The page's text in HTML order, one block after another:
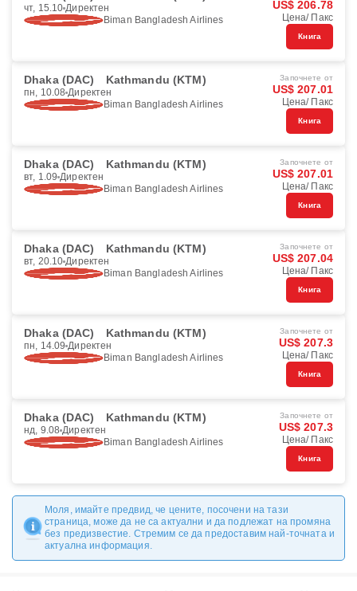
чт, 15.10 Директен
Biman Bangladesh Airlines
US$ 206.78
Цена/ Пакс
Книга
Dhaka (DAC) Kathmandu (KTM)
пн, 10.08 Директен
Biman Bangladesh Airlines
Започнете от
US$ 207.01
Цена/ Пакс
Книга
Dhaka (DAC) Kathmandu (KTM)
вт, 1.09 Директен
Biman Bangladesh Airlines
Започнете от
US$ 207.01
Цена/ Пакс
Книга
Dhaka (DAC) Kathmandu (KTM)
вт, 20.10 Директен
Biman Bangladesh Airlines
Започнете от
US$ 207.04
Цена/ Пакс
Книга
Dhaka (DAC) Kathmandu (KTM)
пн, 14.09 Директен
Biman Bangladesh Airlines
Започнете от
US$ 207.3
Цена/ Пакс
Книга
Dhaka (DAC) Kathmandu (KTM)
нд, 9.08 Директен
Biman Bangladesh Airlines
Започнете от
US$ 207.3
Цена/ Пакс
Книга
Моля, имайте предвид, че цените, посочени на тази
страница, може да не са актуални и да подлежат на промяна
без предизвестие. Стремим се да предоставим най-точната и
актуална информация.